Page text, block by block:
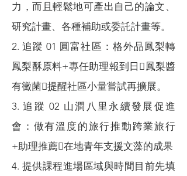
力，而且輕鬆地可產出自己的論文、
研究計畫、各種補助或委託計畫等。
2. 追蹤 01 圓富社區：格外品鳳梨轉
鳳梨酥原料+專任助理報到日鳳梨醬
有黴菌提醒社區小量嘗試再擴展。
3. 追蹤 02 山澗八里永續發展促進
會：做有溫度的旅行推動跨業旅行
+助理推薦在地青年支援文藻的成果
4. 提供課程進場區域與時間目前先填